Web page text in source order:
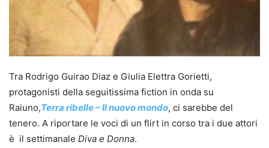
Tra Rodrigo Guirao Diaz e Giulia Elettra Gorietti,
protagonisti della seguitissima fiction in onda su
Raiuno,Terra ribelle – Il nuovo mondo, ci sarebbe del
tenero. A riportare le voci di un flirt in corso tra i due attori
è il settimanale Diva e Donna.